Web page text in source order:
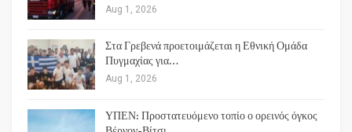
Aug 1, 2026
Στα Γρεβενά προετοιμάζεται η Εθνική Ομάδα
Πυγμαχίας για…
Aug 1, 2026
ΥΠΕΝ: Προστατευόμενο τοπίο ο ορεινός όγκος